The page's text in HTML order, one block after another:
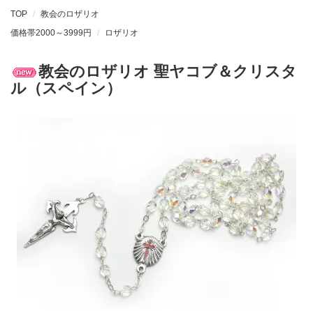
TOP
教会のロザリオ
価格帯2000～3999円
ロザリオ
教会のロザリオ 聖ヤコブ＆クリスタ
ル（スペイン）